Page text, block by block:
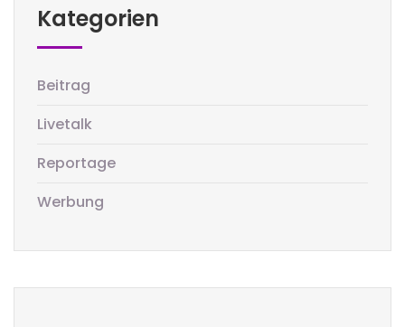
Kategorien
Beitrag
Livetalk
Reportage
Werbung